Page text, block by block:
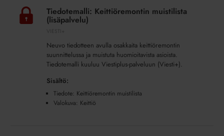
Keittiöremontin
muistilista
Tiedotemalli: Keittiöremontin muistilista
(lisäpalvelu)
Neuvo tiedotteen avulla osakkaita keittiöremontin
suunnittelussa ja muistuta huomioitavista asioista.
Tiedotemalli kuuluu Viestiplus-palveluun (Viesti+).
Sisältö:
Tiedote: Keittiöremontin muistilista
Valokuva: Keittiö